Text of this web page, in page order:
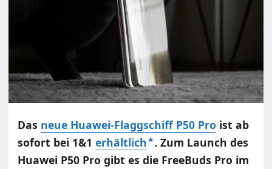
Das neue Huawei-Flaggschiff P50 Pro ist ab
sofort bei 1&1erhältlich . Zum Launch des
Huawei P50 Pro gibt es die FreeBuds Pro im